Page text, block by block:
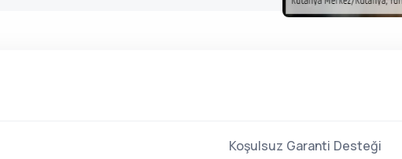
Koşulsuz Garanti Desteği